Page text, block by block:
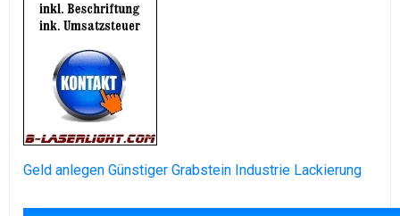
Geld anlegen Günstiger Grabstein Industrie Lackierung